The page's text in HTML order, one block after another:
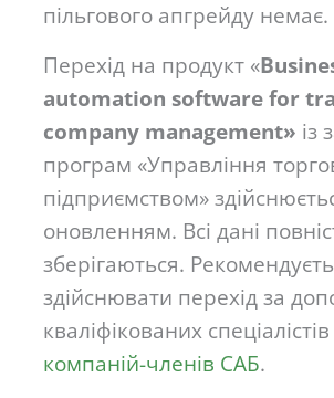
пільгового апгрейду немає.
Перехід на продукт «
automation software for
сompany management» із
програм «Управління
підприємством»
оновленням. Всі дані
зберігаються.
здійснювати перехід за
кваліфікованих спеціалістів
компаній-членів САБ.